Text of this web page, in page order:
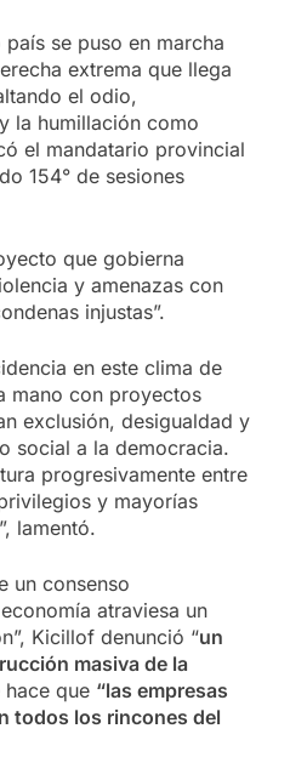
país se puso en marcha
extrema que llega
el odio,
la humillación como
el mandatario provincial
154° de sesiones
que gobierna
y amenazas con
injustas”.
en este clima de
mano con proyectos
exclusión, desigualdad y
social a la democracia.
progresivamente entre
y mayorías
lamentó.
un consenso
atraviesa un
Kicillof denunció “un
masiva de la
hace que “las empresas
todos los rincones del